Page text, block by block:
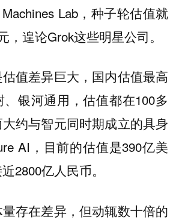
Lab，种子轮估值就
，遑论Grok这些明星公司。
值差异巨大，国内估值最高
银河通用，估值都在100多
约与智元同时期成立的具身
AI，目前的估值是390亿美
2800亿人民币。
存在差异，但动辄数十倍的